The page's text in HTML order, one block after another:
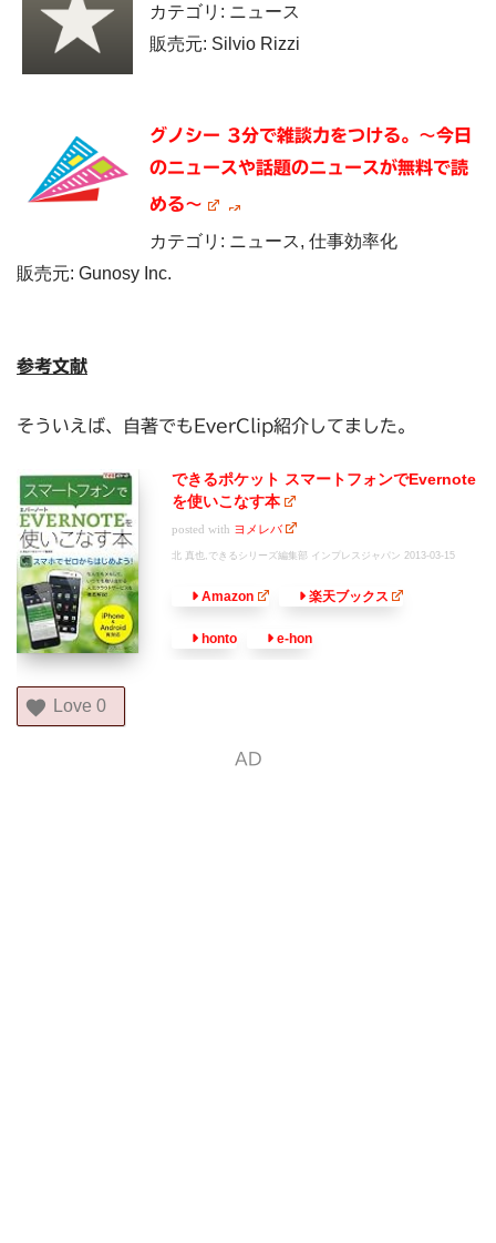
カテゴリ: ニュース
販売元: Silvio Rizzi
グノシー 3分で雑談力をつける。〜今日
のニュースや話題のニュースが無料で読
める〜
カテゴリ: ニュース, 仕事効率化
販売元: Gunosy Inc.
参考文献
そういえば、自著でもEverClip紹介してました。
できるポケット スマートフォンでEvernote
を使いこなす本
posted with ヨメレバ
北 真也,できるシリーズ編集部 インプレスジャパン 2013-03-15
Amazon 楽天ブックス
honto e-hon
Love 0
AD